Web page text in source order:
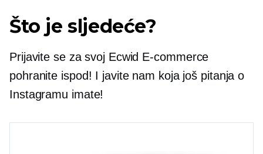
Što je sljedeće?
Prijavite se za svoj Ecwid E-commerce
pohranite ispod! I javite nam koja još pitanja o
Instagramu imate!